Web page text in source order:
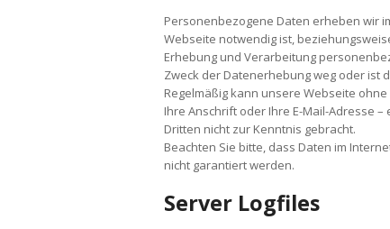
Personenbezogene Daten erheben wir
Webseite notwendig ist,
Erhebung und Verarbeitung
Zweck der Datenerhebung weg oder ist
Regelmäßig kann unsere Webseite
Ihre Anschrift oder Ihre E-Mail-Adresse
Dritten nicht zur Kenntnis gebracht.
Beachten Sie bitte, dass Daten im
nicht garantiert werden.
Server Logfiles